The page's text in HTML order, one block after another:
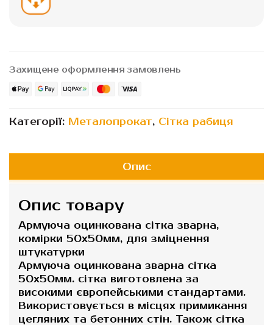
Захищене оформлення замовлень
Категорії: Металопрокат, Сітка рабиця
Опис
Опис товару
Армуюча оцинкована сітка зварна,
комірки 50х50мм, для зміцнення
штукатурки
Армуюча оцинкована зварна сітка
50х50мм. сітка виготовлена за
високими європейськими стандартами.
Використовується в місцях примикання
цегляних та бетонних стін. Також сітка